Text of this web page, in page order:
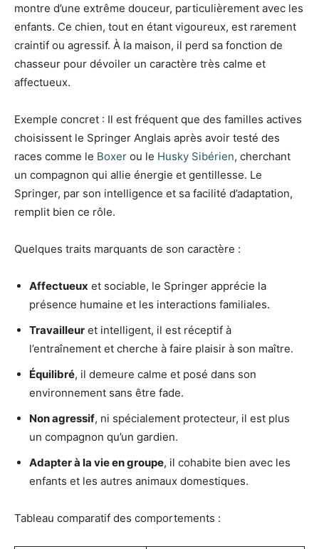
montre d’une extrême douceur, particulièrement avec les
enfants. Ce chien, tout en étant vigoureux, est rarement
craintif ou agressif. À la maison, il perd sa fonction de
chasseur pour dévoiler un caractère très calme et
affectueux.
Exemple concret : Il est fréquent que des familles actives
choisissent le Springer Anglais après avoir testé des
races comme le Boxer ou le Husky Sibérien, cherchant
un compagnon qui allie énergie et gentillesse. Le
Springer, par son intelligence et sa facilité d’adaptation,
remplit bien ce rôle.
Quelques traits marquants de son caractère :
Affectueux et sociable, le Springer apprécie la
présence humaine et les interactions familiales.
Travailleur et intelligent, il est réceptif à
l’entraînement et cherche à faire plaisir à son maître.
Équilibré, il demeure calme et posé dans son
environnement sans être fade.
Non agressif, ni spécialement protecteur, il est plus
un compagnon qu’un gardien.
Adapter à la vie en groupe, il cohabite bien avec les
enfants et les autres animaux domestiques.
Tableau comparatif des comportements :